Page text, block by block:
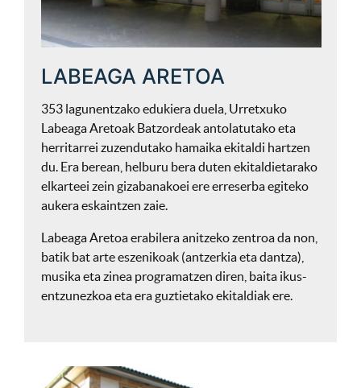
LABEAGA ARETOA
353 lagunentzako edukiera duela, Urretxuko
Labeaga Aretoak Batzordeak antolatutako eta
herritarrei zuzendutako hamaika ekitaldi hartzen
du. Era berean, helburu bera duten ekitaldietarako
elkarteei zein gizabanakoei ere erreserba egiteko
aukera eskaintzen zaie.
Labeaga Aretoa erabilera anitzeko zentroa da non,
batik bat arte eszenikoak (antzerkia eta dantza),
musika eta zinea programatzen diren, baita ikus-
entzunezkoa eta era guztietako ekitaldiak ere.